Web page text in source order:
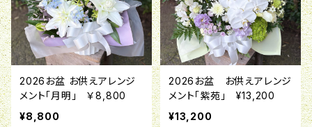
2026お盆 お供えアレンジ
メント「月明」 ￥8,800
¥8,800
2026お盆 お供えアレンジ
メント「紫苑」 ¥13,200
¥13,200